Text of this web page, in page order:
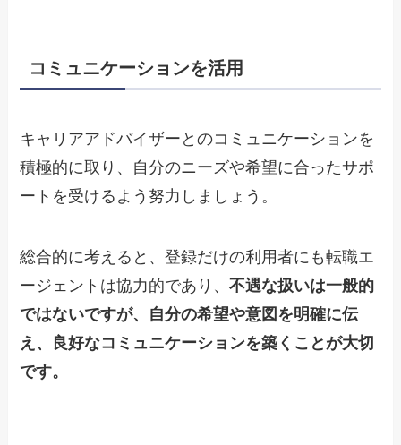
コミュニケーションを活用
キャリアアドバイザーとのコミュニケーションを
積極的に取り、自分のニーズや希望に合ったサポ
ートを受けるよう努力しましょう。
総合的に考えると、登録だけの利用者にも転職エ
ージェントは協力的であり、不遇な扱いは一般的
ではないですが、自分の希望や意図を明確に伝
え、良好なコミュニケーションを築くことが大切
です。